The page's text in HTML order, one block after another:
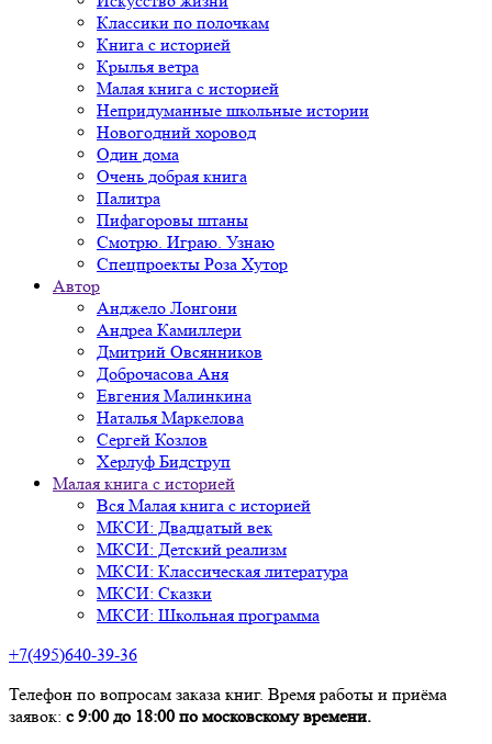
Классики по полочкам
Книга с историей
Крылья ветра
Малая книга с историей
Непридуманные школьные истории
Новогодний хоровод
Один дома
Очень добрая книга
Палитра
Пифагоровы штаны
Смотрю. Играю. Узнаю
Спецпроекты Роза Хутор
Автор
Анджело Лонгони
Андреа Камиллери
Дмитрий Овсянников
Доброчасова Аня
Евгения Малинкина
Наталья Маркелова
Сергей Козлов
Херлуф Бидструп
Малая книга с историей
Вся Малая книга с историей
МКСИ: Двадцатый век
МКСИ: Детский реализм
МКСИ: Классическая литература
МКСИ: Сказки
МКСИ: Школьная программа
+7(495)640-39-36
Телефон по вопросам заказа книг. Время работы и приёма
заявок: с 9:00 до 18:00 по московскому времени.